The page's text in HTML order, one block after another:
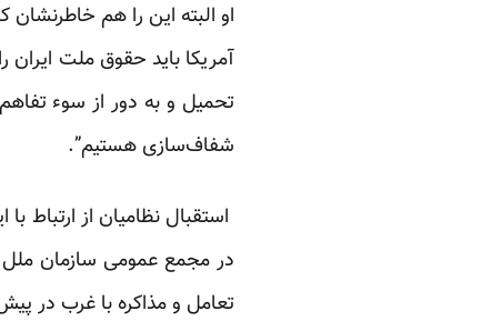
او البته این را هم
آمریکا باید حقوق ملت ایران
تحمیل و به دور از سوء
شفاف‌سازی هستیم”.
استقبال نظامیان از ارتباط
در مجمع عمومی سازمان
تعامل و مذاکره با غرب در